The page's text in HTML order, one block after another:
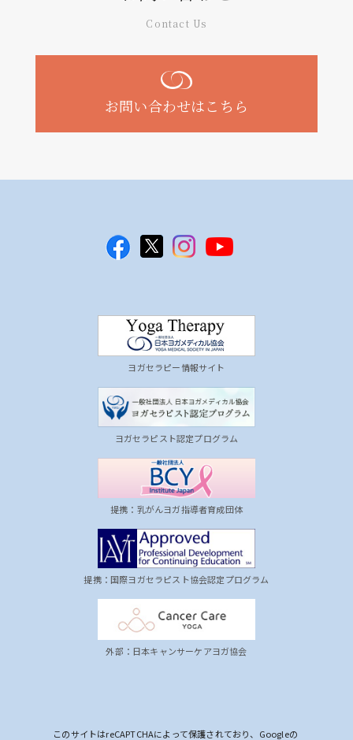
Contact Us
お問い合わせはこちら
ヨガセラピー情報サイト
ヨガセラピスト認定プログラム
提携：乳がんヨガ指導者育成団体
提携：国際ヨガセラピスト協会認定プログラム
外部：日本キャンサーケアヨガ協会
このサイトはreCAPTCHAによって保護されており、Googleの